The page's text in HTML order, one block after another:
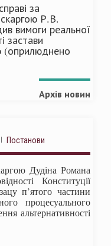
за
Р.В.
вимоги реальної
застави
(оприлюднено
Архів новин
Постанови
Дудіна Романа
Конституції
п’ятого частини
процесуального
альтернативності